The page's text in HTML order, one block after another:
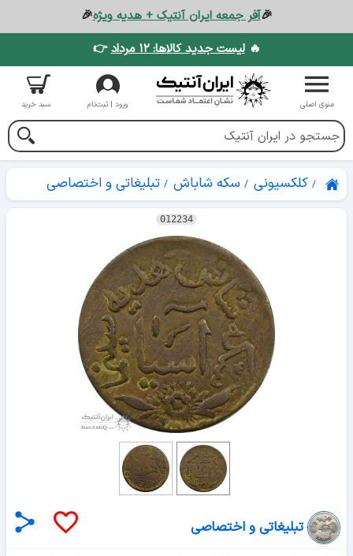
🎉آفر جمعه ایران آنتیک + هدیه ویژه🎉
🔥لیست جدید کالاها: ۱۲ مرداد 👉
منوی اصلی ورود | ثبت‌نام سبد خرید
کلکسیونی سکه شاباش تبلیغاتی و اختصاصی
012234
تبلیغاتی و اختصاصی